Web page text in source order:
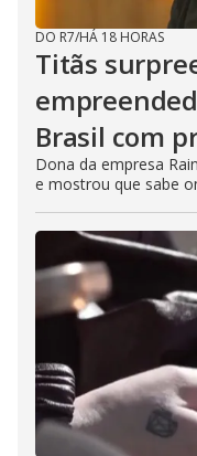
DO R7/HÁ 18 HORAS
Titãs
Brasil com
Dona da empresa
e mostrou que sabe